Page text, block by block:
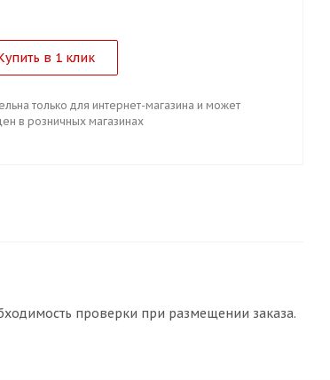
в 1 клик
только для интернет-магазина и может
в розничных магазинах
проверки при размещении заказа.